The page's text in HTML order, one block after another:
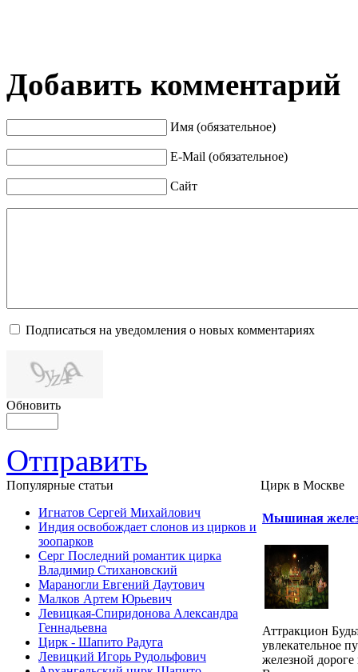
Добавить комментарий
Имя (обязательное)
E-Mail (обязательное)
Сайт
Подписаться на уведомления о новых комментариях
Обновить
Отправить
Популярные cтатьи
Игнатов Сергей Михайлович
Индия освобождает слонов из цирков и
зоопарков
Серг Последний романтик цирка
Владимир Стихановский
Мараногли Евгений Даутович
Малков Артем Юрьевич
Левицкая-Спиридонова Александра
Геннадьевна
Цирк - Шапито Радуга
Левицкий Игорь Рудольфович
Цирк в Москве
Мышиная
Аттракцион
увлекательное
железной